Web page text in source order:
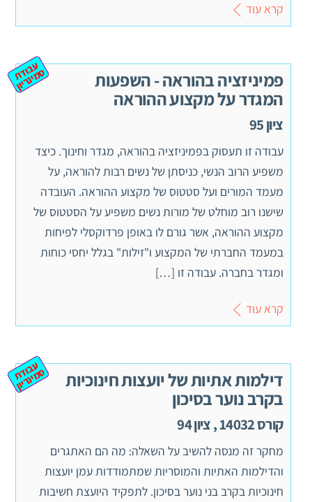
קרא עוד
פמיניזציה בהוראה - השפעות
המגדר על מקצוע ההוראה
ציון 95
ע
ב
וד
ת
ס
מ
ינ
ר
יון
עבודה זו תעסוק בפמיניזציה בהוראה, מגדר וחינוך. כיצד
משפיע הרוב הנשי, כניסתן של נשים רבות להוראה, על
מעמד המורים ועל סטטוס של מקצוע ההוראה. העובדה
שישנו רוב מוחלט של מורות נשים משפיע על הסטטוס של
מקצוע ההוראה, אשר גורם לו באופן פרדוקסלי לפיחות
במעמד החברתי של המקצוע ו"זילות" בגלל יחסי כוחות
ומגדר בחברה. עבודה זו […]
קרא עוד
דילמות אתיות של יועצות חינוכיות
בקרב נוער בסיכון
קורס 14032 , ציון 94
ע
ב
וד
ת
ס
מ
ינ
ר
יון
מחקר זה מנסה להשיב על השאלה: מה הם האתגרים
והדילמות האתיות והמוסריות שמתמודדות עמן יועצות
חינוכיות בקרב בני נוער בסיכון. לתפקיד היועצת חשיבות